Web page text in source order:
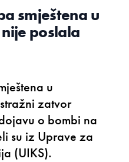
smještena u
poslala
u
zatvor
o bombi na
su iz Uprave za
(UIKS).